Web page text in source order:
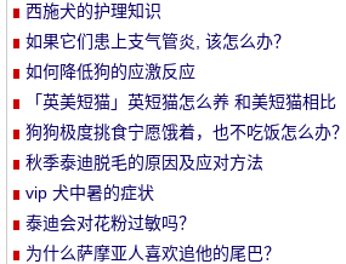
et
西施犬的护理知识
如果它们患上支气管炎, 该怎么办？
如何降低狗的应激反应
「英美短猫」英短猫怎么养 和美短猫相比
养哪种比较好呢
狗狗极度挑食宁愿饿着，也不吃饭怎么办？
教你五招轻松解决！
秋季泰迪脱毛的原因及应对方法
vip 犬中暑的症状
泰迪会对花粉过敏吗？
为什么萨摩亚人喜欢追他的尾巴？